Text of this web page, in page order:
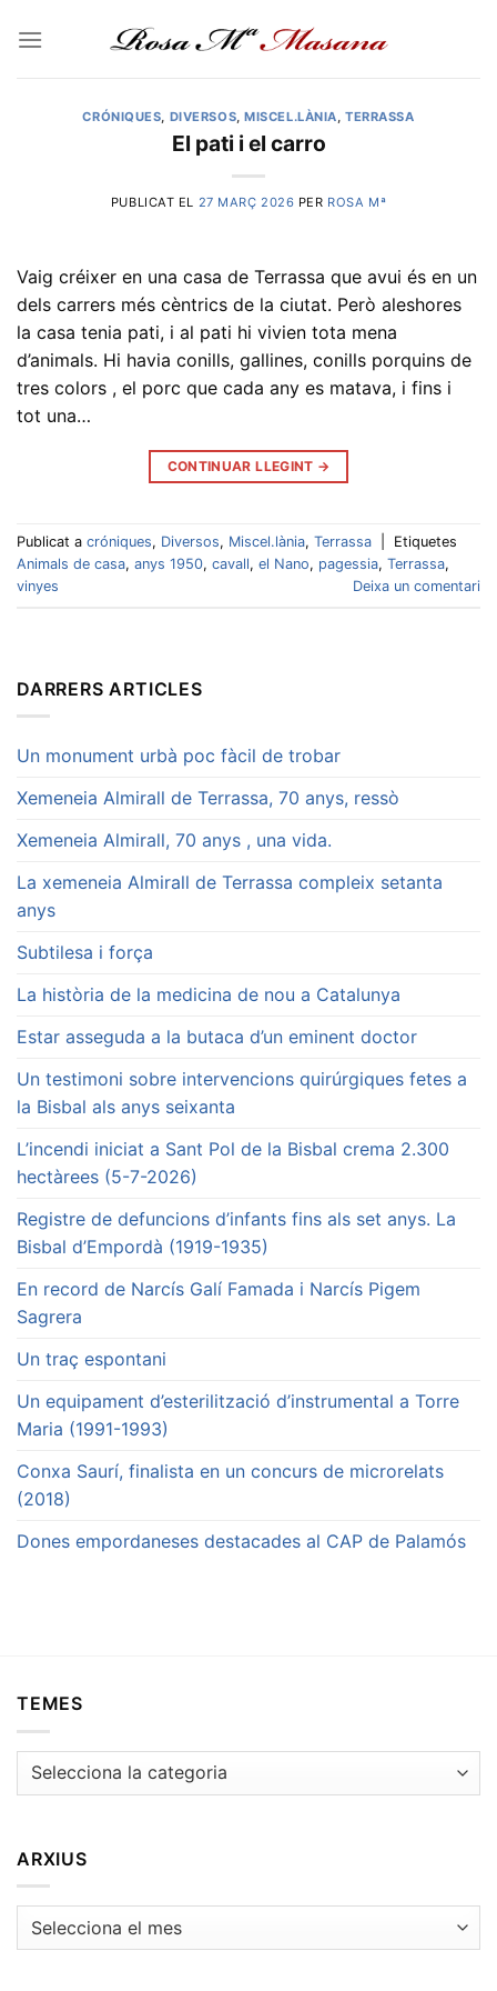
CRÓNIQUES, DIVERSOS,MISCEL.LÀNIA,TERRASSA
El pati i el carro
PUBLICAT EL 27 MARÇ 2026 PER ROSA Mª
Vaig créixer en una casa de Terrassa que avui és en un
dels carrers més cèntrics de la ciutat. Però aleshores
la casa tenia pati, i al pati hi vivien tota mena
d’animals. Hi havia conills, gallines, conills porquins de
tres colors , el porc que cada any es matava, i fins i
tot una…
CONTINUAR LLEGINT →
Publicat a cróniques, Diversos, Miscel.lània, Terrassa
Etiquetes
Animals de casa, anys 1950, cavall, el Nano, pagessia, Terrassa,
vinyes
Deixa un comentari
DARRERS ARTICLES
Un monument urbà poc fàcil de trobar
Xemeneia Almirall de Terrassa, 70 anys, ressò
Xemeneia Almirall, 70 anys , una vida.
La xemeneia Almirall de Terrassa compleix setanta
anys
Subtilesa i força
La història de la medicina de nou a Catalunya
Estar asseguda a la butaca d’un eminent doctor
Un testimoni sobre intervencions quirúrgiques fetes a
la Bisbal als anys seixanta
L’incendi iniciat a Sant Pol de la Bisbal crema 2.300
hectàrees (5-7-2026)
Registre de defuncions d’infants fins als set anys. La
Bisbal d’Empordà (1919-1935)
En record de Narcís Galí Famada i Narcís Pigem
Sagrera
Un traç espontani
Un equipament d’esterilització d’instrumental a Torre
Maria (1991-1993)
Conxa Saurí, finalista en un concurs de microrelats
(2018)
Dones empordaneses destacades al CAP de Palamós
TEMES
Temes
ARXIUS
Arxius